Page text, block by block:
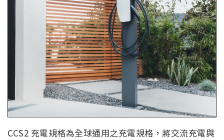
CCS2 充電規格為全球通用之充電規格，將交流充電與